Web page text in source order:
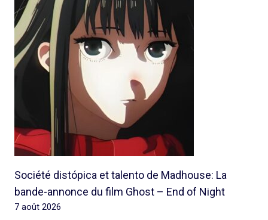
Société distópica et talento de Madhouse: La
bande-annonce du film Ghost – End of Night
7 août 2026